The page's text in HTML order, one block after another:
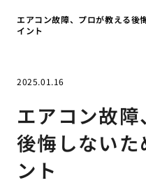
エアコン故障、プロが教える後
イント
2025.01.16
エアコン故
後悔しないた
ント